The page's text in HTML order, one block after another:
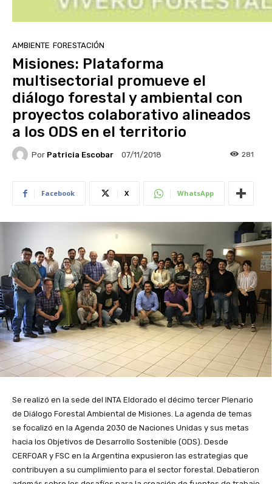
AMBIENTE FORESTACIÓN
Misiones: Plataforma
multisectorial promueve el
diálogo forestal y ambiental con
proyectos colaborativo alineados
a los ODS en el territorio
Por Patricia Escobar 07/11/2018 281
Facebook X WhatsApp
Se realizó en la sede del INTA Eldorado el décimo tercer Plenario
de Diálogo Forestal Ambiental de Misiones. La agenda de temas
se focalizó en la Agenda 2030 de Naciones Unidas y sus metas
hacia los Objetivos de Desarrollo Sostenible (ODS). Desde
CERFOAR y FSC en la Argentina expusieron las estrategias que
contribuyen a su cumplimiento para el sector forestal. Debatieron